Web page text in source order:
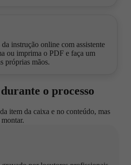
da instrução online com assistente
ou imprima o PDF e faça um
próprias mãos.
o processo
item da caixa e no conteúdo, mas